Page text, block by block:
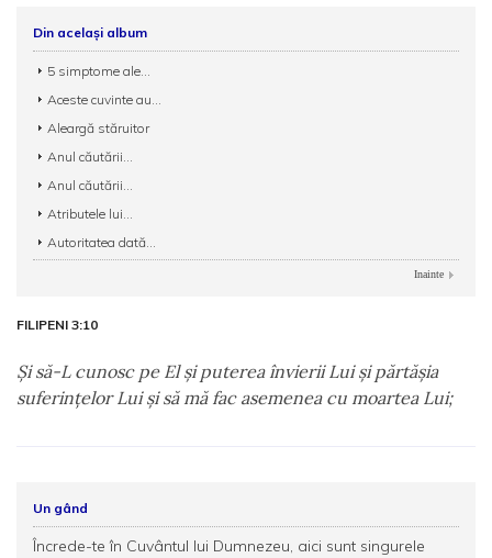
Din același album
5 simptome ale...
Aceste cuvinte au...
Aleargă stăruitor
Anul căutării...
Anul căutării...
Atributele lui...
Autoritatea dată...
Inainte
FILIPENI 3:10
Şi să-L cunosc pe El şi puterea învierii Lui şi părtăşia
suferinţelor Lui şi să mă fac asemenea cu moartea Lui;
Un gând
Încrede-te în Cuvântul lui Dumnezeu, aici sunt singurele